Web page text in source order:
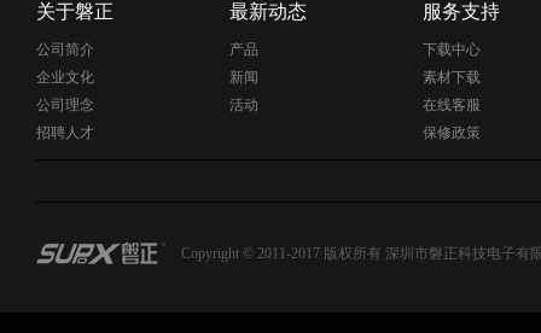
关于磐正
公司简介
企业文化
公司理念
招聘人才
最新动态
产品
新闻
活动
服务支持
下载中心
素材下载
在线客服
保修政策
Copyright © 2011-2017 版权所有 深圳市磐正科技电子有